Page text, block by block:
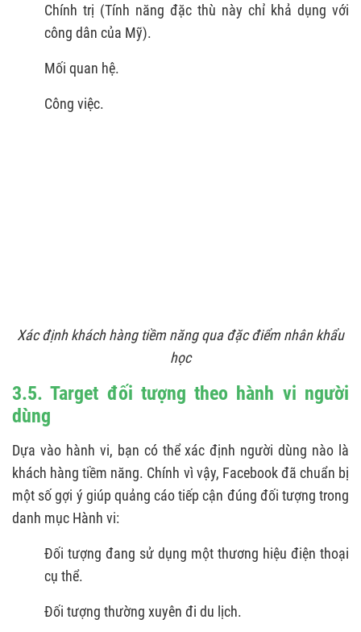
Chính trị (Tính năng đặc thù này chỉ khả dụng với
công dân của Mỹ).
Mối quan hệ.
Công việc.
Xác định khách hàng tiềm năng qua đặc điểm nhân khẩu
học
3.5. Target đối tượng theo hành vi người
dùng
Dựa vào hành vi, bạn có thể xác định người dùng nào là
khách hàng tiềm năng. Chính vì vậy, Facebook đã chuẩn bị
một số gợi ý giúp quảng cáo tiếp cận đúng đối tượng trong
danh mục Hành vi:
Đối tượng đang sử dụng một thương hiệu điện thoại
cụ thể.
Đối tượng thường xuyên đi du lịch.